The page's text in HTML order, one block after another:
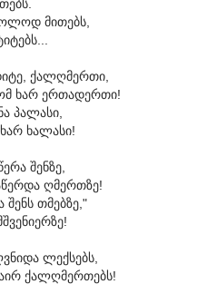
მითებს,
ქალღმერთი,
ხარ ერთადერთი!
პალასი,
ხალასი!
შენზე,
ღმერთზე!
თმებზე,"
ლექსებს,
ქალღმერთებს!